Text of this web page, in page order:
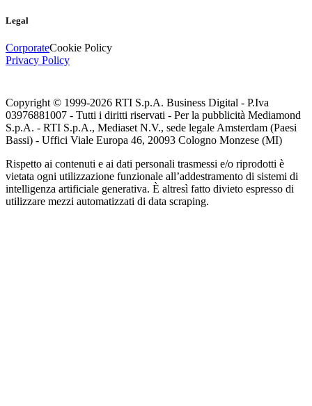
Legal
CorporateCookie Policy
Privacy Policy
Copyright © 1999-2026 RTI S.p.A. Business Digital - P.Iva
03976881007 - Tutti i diritti riservati - Per la pubblicità Mediamond
S.p.A. - RTI S.p.A., Mediaset N.V., sede legale Amsterdam (Paesi
Bassi) - Uffici Viale Europa 46, 20093 Cologno Monzese (MI)
Rispetto ai contenuti e ai dati personali trasmessi e/o riprodotti è
vietata ogni utilizzazione funzionale all’addestramento di sistemi di
intelligenza artificiale generativa. È altresì fatto divieto espresso di
utilizzare mezzi automatizzati di data scraping.